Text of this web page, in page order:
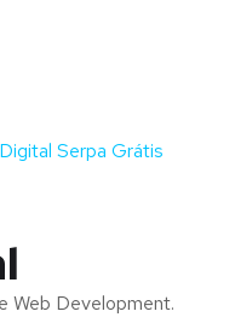
Serpa Grátis
Web Development.